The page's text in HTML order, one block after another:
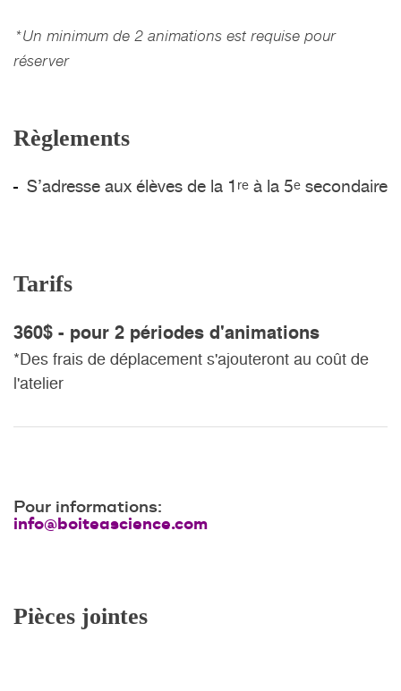
*Un minimum de 2 animations est requise pour
réserver
Règlements
S’adresse aux élèves de la 1 re à la 5e secondaire
Tarifs
360$ - pour 2 périodes d'animations
*Des frais de déplacement s'ajouteront au coût de
l'atelier
Pour informations:
info@boiteascience.com
Pièces jointes